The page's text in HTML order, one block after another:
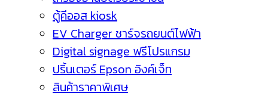
ตู้คีออส kiosk
EV Charger ชาร์จรถยนต์ไฟฟ้า
Digital signage ฟรีโปรแกรม
ปริ้นเตอร์ Epson อิงค์เจ็ท
สินค้าราคาพิเศษ